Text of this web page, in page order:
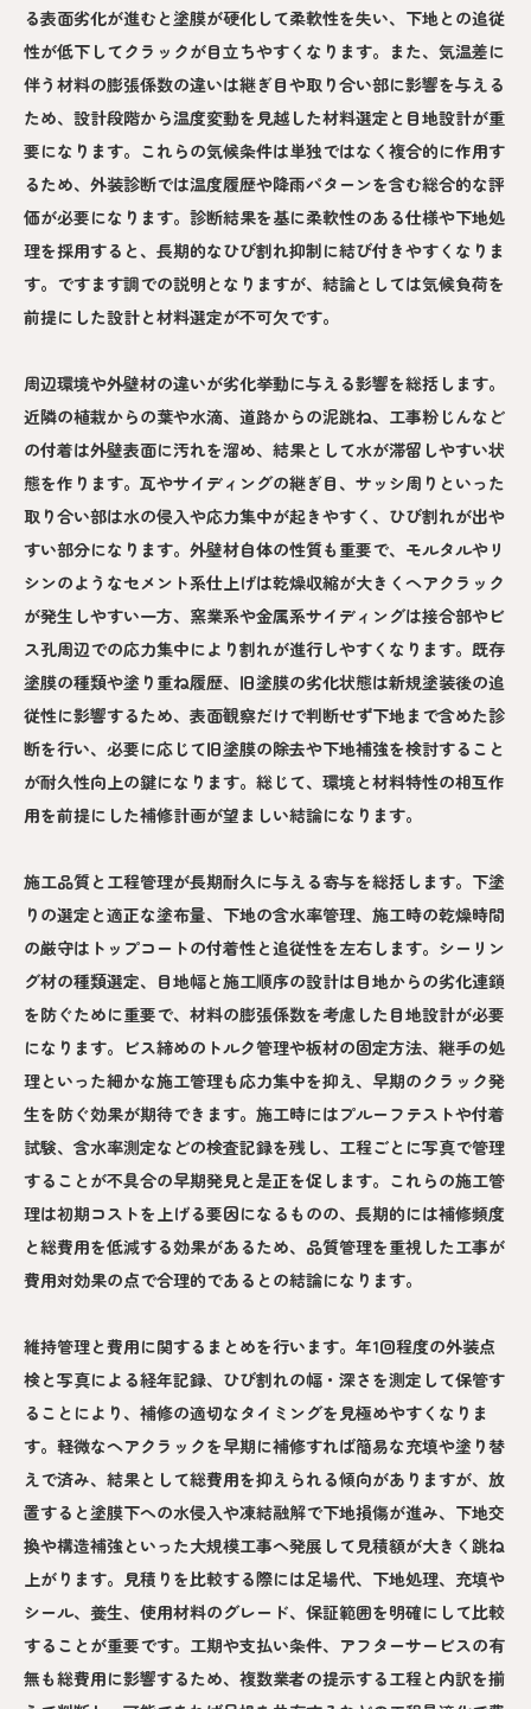
る表面劣化が進むと塗膜が硬化して柔軟性を失い、下地との追従
性が低下してクラックが目立ちやすくなります。また、気温差に
伴う材料の膨張係数の違いは継ぎ目や取り合い部に影響を与える
ため、設計段階から温度変動を見越した材料選定と目地設計が重
要になります。これらの気候条件は単独ではなく複合的に作用す
るため、外装診断では温度履歴や降雨パターンを含む総合的な評
価が必要になります。診断結果を基に柔軟性のある仕様や下地処
理を採用すると、長期的なひび割れ抑制に結び付きやすくなりま
す。ですます調での説明となりますが、結論としては気候負荷を
前提にした設計と材料選定が不可欠です。
周辺環境や外壁材の違いが劣化挙動に与える影響を総括します。
近隣の植栽からの葉や水滴、道路からの泥跳ね、工事粉じんなど
の付着は外壁表面に汚れを溜め、結果として水が滞留しやすい状
態を作ります。瓦やサイディングの継ぎ目、サッシ周りといった
取り合い部は水の侵入や応力集中が起きやすく、ひび割れが出や
すい部分になります。外壁材自体の性質も重要で、モルタルやリ
シンのようなセメント系仕上げは乾燥収縮が大きくヘアクラック
が発生しやすい一方、窯業系や金属系サイディングは接合部やビ
ス孔周辺での応力集中により割れが進行しやすくなります。既存
塗膜の種類や塗り重ね履歴、旧塗膜の劣化状態は新規塗装後の追
従性に影響するため、表面観察だけで判断せず下地まで含めた診
断を行い、必要に応じて旧塗膜の除去や下地補強を検討すること
が耐久性向上の鍵になります。総じて、環境と材料特性の相互作
用を前提にした補修計画が望ましい結論になります。
施工品質と工程管理が長期耐久に与える寄与を総括します。下塗
りの選定と適正な塗布量、下地の含水率管理、施工時の乾燥時間
の厳守はトップコートの付着性と追従性を左右します。シーリン
グ材の種類選定、目地幅と施工順序の設計は目地からの劣化連鎖
を防ぐために重要で、材料の膨張係数を考慮した目地設計が必要
になります。ビス締めのトルク管理や板材の固定方法、継手の処
理といった細かな施工管理も応力集中を抑え、早期のクラック発
生を防ぐ効果が期待できます。施工時にはプルーフテストや付着
試験、含水率測定などの検査記録を残し、工程ごとに写真で管理
することが不具合の早期発見と是正を促します。これらの施工管
理は初期コストを上げる要因になるものの、長期的には補修頻度
と総費用を低減する効果があるため、品質管理を重視した工事が
費用対効果の点で合理的であるとの結論になります。
維持管理と費用に関するまとめを行います。年1回程度の外装点
検と写真による経年記録、ひび割れの幅・深さを測定して保管す
ることにより、補修の適切なタイミングを見極めやすくなりま
す。軽微なヘアクラックを早期に補修すれば簡易な充填や塗り替
えで済み、結果として総費用を抑えられる傾向がありますが、放
置すると塗膜下への水侵入や凍結融解で下地損傷が進み、下地交
換や構造補強といった大規模工事へ発展して見積額が大きく跳ね
上がります。見積りを比較する際には足場代、下地処理、充填や
シール、養生、使用材料のグレード、保証範囲を明確にして比較
することが重要です。工期や支払い条件、アフターサービスの有
無も総費用に影響するため、複数業者の提示する工程と内訳を揃